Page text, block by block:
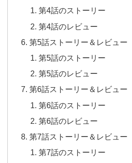
第4話のストーリー
第4話のレビュー
第5話ストーリー＆レビュー
第5話のストーリー
第5話のレビュー
第6話ストーリー＆レビュー
第6話のストーリー
第6話のレビュー
第7話ストーリー＆レビュー
第7話のストーリー